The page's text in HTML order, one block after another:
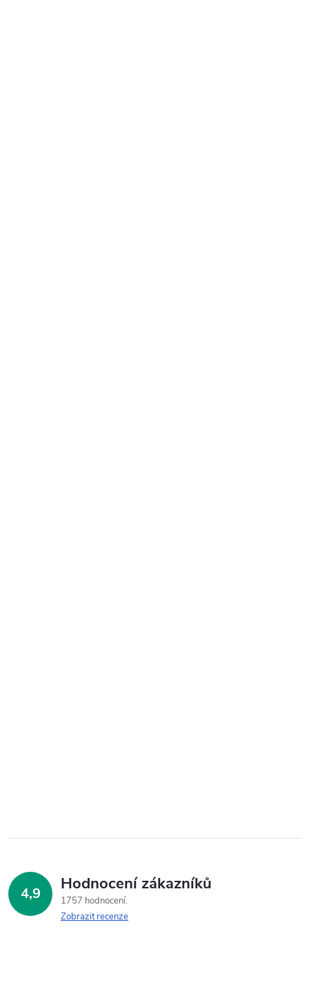
4,9 Hodnocení zákazníků
1757 hodnocení
Zobrazit recenze